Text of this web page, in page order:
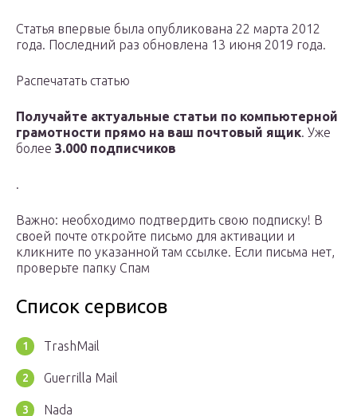
Статья впервые была опубликована 22 марта 2012
года. Последний раз обновлена 13 июня 2019 года.
Распечатать статью
Получайте актуальные статьи по компьютерной
грамотности прямо на ваш почтовый ящик. Уже
более 3.000 подписчиков
.
Важно: необходимо подтвердить свою подписку! В
своей почте откройте письмо для активации и
кликните по указанной там ссылке. Если письма нет,
проверьте папку Спам
Список сервисов
TrashMail
Guerrilla Mail
Nada